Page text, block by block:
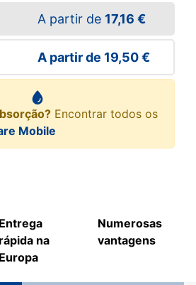
A partir de 17,16 €
A partir de 19,50 €
Encontrar todos os
Mobile
Entrega
rápida na
Europa
Numerosas
vantagens